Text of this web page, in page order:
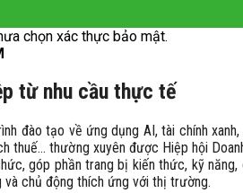
chọn xác thực bảo mật.
từ nhu cầu thực tế
đào tạo về ứng dụng AI, tài chính
thuế… thường xuyên được Hiệp hội
góp phần trang bị kiến thức, kỹ năng,
và chủ động thích ứng với thị trường.